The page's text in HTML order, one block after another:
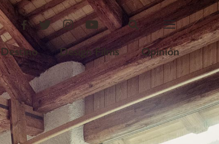
Destino Design Films Opinión